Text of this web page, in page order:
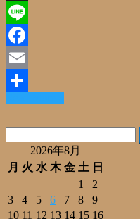
X
Line
Facebook
Email
共
有
2026年8月
月 火 水 木 金 土 日
1
2
3
4 5 6 7 8
9
10 11 12 13 14 15 16